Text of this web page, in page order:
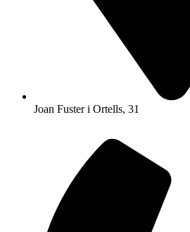
Joan Fuster i Ortells, 31